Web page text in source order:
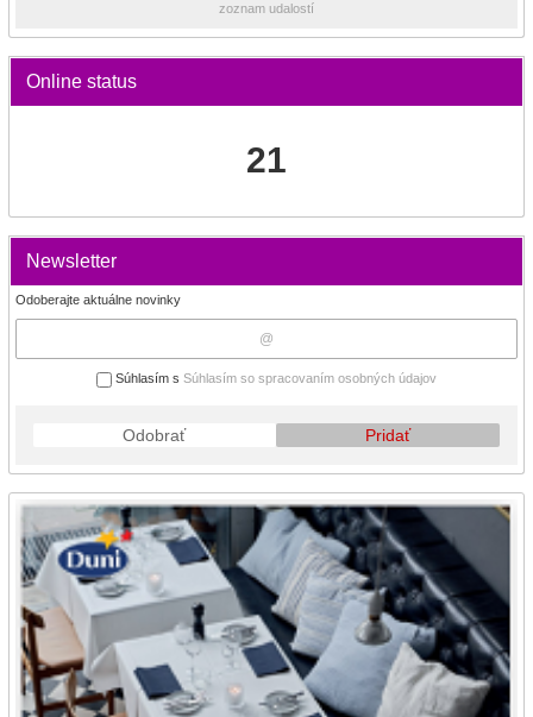
zoznam udalostí
Online status
21
Newsletter
Odoberajte aktuálne novinky
Súhlasím s Súhlasím so spracovaním osobných údajov
Odobrať Pridať